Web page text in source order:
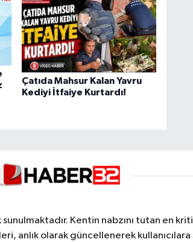
Çatıda Mahsur Kalan Yavru
Kediyi İtfaiye Kurtardı!
Kentin nabzını tutan en
anlık olarak güncellenerek